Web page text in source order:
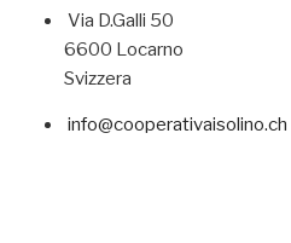
Via D.Galli 50
6600 Locarno
Svizzera
info@cooperativaisolino.ch